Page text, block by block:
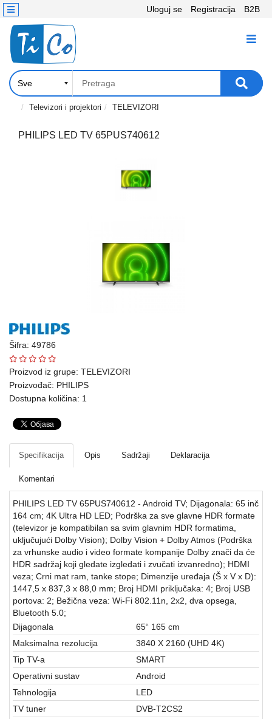
Uloguj se Registracija B2B
KATEGORIJE
Računari,
Komponente
Laptop
tablet
tehnika
oprema
oprema
Fotoaparati
i
kamere
Kućni
aparati
kategorije
Kontakt
Televizori i projektori TELEVIZORI
PHILIPS LED TV 65PUS740612
Šifra: 49786
Proizvod iz grupe: TELEVIZORI
Proizvođač: PHILIPS
Dostupna količina: 1
Specifikacija Opis Sadržaji Deklaracija
Komentari
PHILIPS LED TV 65PUS740612 - Android TV; Dijagonala: 65 inč
164 cm; 4K Ultra HD LED; Podrška za sve glavne HDR formate
(televizor je kompatibilan sa svim glavnim HDR formatima,
uključujući Dolby Vision); Dolby Vision + Dolby Atmos (Podrška
za vrhunske audio i video formate kompanije Dolby znači da će
HDR sadržaj koji gledate izgledati i zvučati izvanredno); HDMI
veza; Crni mat ram, tanke stope; Dimenzije uređaja (Š x V x D):
1447,5 x 837,3 x 88,0 mm; Broj HDMI priključaka: 4; Broj USB
portova: 2; Bežična veza: Wi-Fi 802.11n, 2x2, dva opsega,
Bluetooth 5.0;
Dijagonala
65“ 165 cm
Maksimalna rezolucija
3840 X 2160 (UHD 4K)
Tip TV-a
SMART
Operativni sustav
Android
Tehnologija
LED
TV tuner
DVB-T2CS2